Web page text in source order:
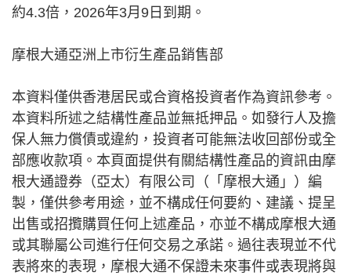
約4.3倍，2026年3月9日到期。
摩根大通亞洲上市衍生產品銷售部
本資料僅供香港居民或合資格投資者作為資訊參考。
本資料所述之結構性產品並無抵押品。如發行人及擔
保人無力償債或違約，投資者可能無法收回部份或全
部應收款項。本頁面提供有關結構性產品的資訊由摩
根大通證券（亞太）有限公司（「摩根大通」）編
製，僅供參考用途，並不構成任何要約、建議、提呈
出售或招攬購買任何上述產品，亦並不構成摩根大通
或其聯屬公司進行任何交易之承諾。過往表現並不代
表將來的表現，摩根大通不保證未來事件或表現將與